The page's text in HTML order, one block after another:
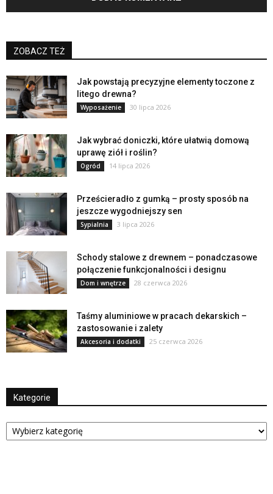
ZOBACZ TEŻ
Jak powstają precyzyjne elementy toczone z
litego drewna?
Wyposażenie 30 lipca 2026
Jak wybrać doniczki, które ułatwią domową
uprawę ziół i roślin?
Ogród 14 lipca 2026
Prześcieradło z gumką – prosty sposób na
jeszcze wygodniejszy sen
Sypialnia 3 lipca 2026
Schody stalowe z drewnem – ponadczasowe
połączenie funkcjonalności i designu
Dom i wnętrze 28 czerwca 2026
Taśmy aluminiowe w pracach dekarskich –
zastosowanie i zalety
Akcesoria i dodatki 25 czerwca 2026
Kategorie
Kategorie